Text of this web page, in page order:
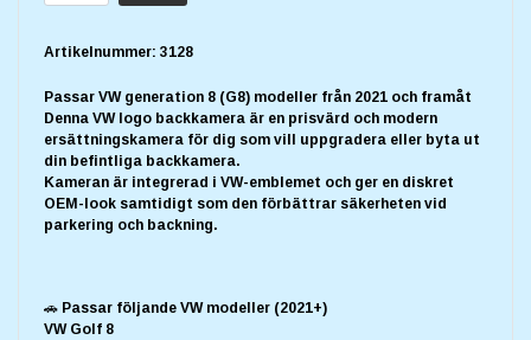
Artikelnummer: 3128
Passar VW generation 8 (G8) modeller från 2021 och framåt
Denna VW logo backkamera är en prisvärd och modern
ersättningskamera för dig som vill uppgradera eller byta ut
din befintliga backkamera.
Kameran är integrerad i VW-emblemet och ger en diskret
OEM-look samtidigt som den förbättrar säkerheten vid
parkering och backning.
🚗 Passar följande VW modeller (2021+)
VW Golf 8